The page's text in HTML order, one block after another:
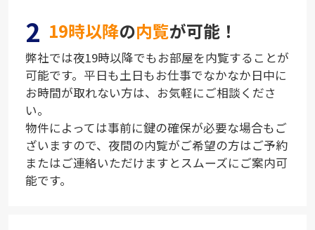
2 19時以降の内覧が可能！
弊社では夜19時以降でもお部屋を内覧することが
可能です。平日も土日もお仕事でなかなか日中に
お時間が取れない方は、お気軽にご相談くださ
い。
物件によっては事前に鍵の確保が必要な場合もご
ざいますので、夜間の内覧がご希望の方はご予約
またはご連絡いただけますとスムーズにご案内可
能です。